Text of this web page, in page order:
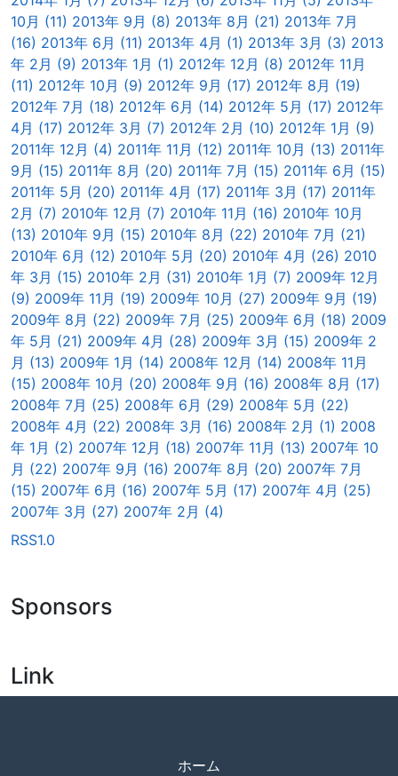
10月 (11) 2013年 9月 (8) 2013年 8月 (21) 2013年 7月
(16) 2013年 6月 (11) 2013年 4月 (1) 2013年 3月 (3) 2013
年 2月 (9) 2013年 1月 (1) 2012年 12月 (8) 2012年 11月
(11) 2012年 10月 (9) 2012年 9月 (17) 2012年 8月 (19)
2012年 7月 (18) 2012年 6月 (14) 2012年 5月 (17) 2012年
4月 (17) 2012年 3月 (7) 2012年 2月 (10) 2012年 1月 (9)
2011年 12月 (4) 2011年 11月 (12) 2011年 10月 (13) 2011年
9月 (15) 2011年 8月 (20) 2011年 7月 (15) 2011年 6月 (15)
2011年 5月 (20) 2011年 4月 (17) 2011年 3月 (17) 2011年
2月 (7) 2010年 12月 (7) 2010年 11月 (16) 2010年 10月
(13) 2010年 9月 (15) 2010年 8月 (22) 2010年 7月 (21)
2010年 6月 (12) 2010年 5月 (20) 2010年 4月 (26) 2010
年 3月 (15) 2010年 2月 (31) 2010年 1月 (7) 2009年 12月
(9) 2009年 11月 (19) 2009年 10月 (27) 2009年 9月 (19)
2009年 8月 (22) 2009年 7月 (25) 2009年 6月 (18) 2009
年 5月 (21) 2009年 4月 (28) 2009年 3月 (15) 2009年 2
月 (13) 2009年 1月 (14) 2008年 12月 (14) 2008年 11月
(15) 2008年 10月 (20) 2008年 9月 (16) 2008年 8月 (17)
2008年 7月 (25) 2008年 6月 (29) 2008年 5月 (22)
2008年 4月 (22) 2008年 3月 (16) 2008年 2月 (1) 2008
年 1月 (2) 2007年 12月 (18) 2007年 11月 (13) 2007年 10
月 (22) 2007年 9月 (16) 2007年 8月 (20) 2007年 7月
(15) 2007年 6月 (16) 2007年 5月 (17) 2007年 4月 (25)
2007年 3月 (27) 2007年 2月 (4)
RSS1.0
Sponsors
Link
ホーム